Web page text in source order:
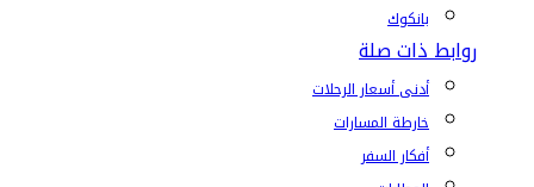
بانكوك
روابط ذات صلة
أدنى أسعار الرحلات
خارطة المسارات
أفكار السفر